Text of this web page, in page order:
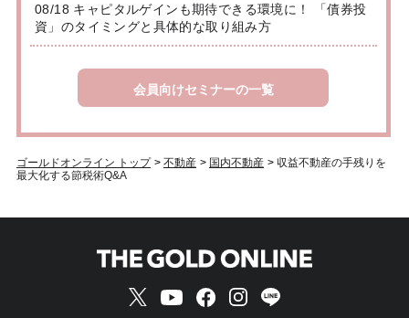
08/18 キャピタルゲインも期待できる環境に！ 「債券投
資」のタイミングと具体的な取り組み方
会員向けセミナーの一覧
ゴールドオンライン トップ > 不動産 > 国内不動産 > 収益不動産の手残りを
最大化する節税術Q&A